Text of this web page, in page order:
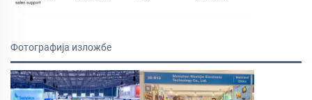
Фотографија изложбе